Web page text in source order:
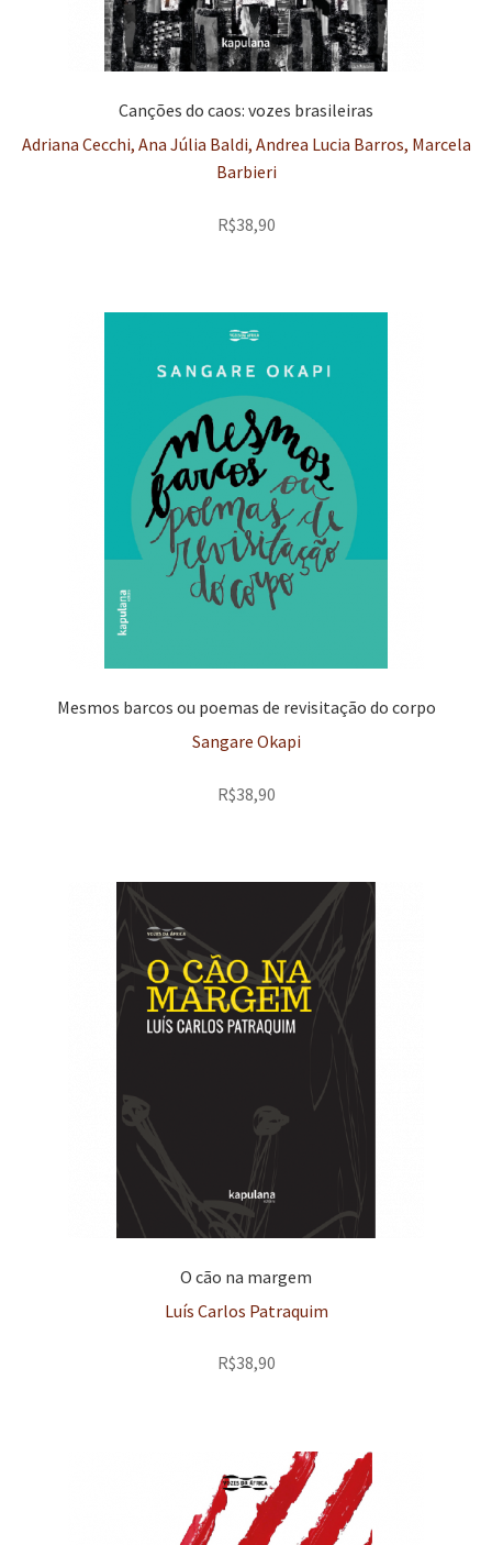
Canções do caos: vozes brasileiras
Adriana Cecchi, Ana Júlia Baldi, Andrea Lucia Barros, Marcela
Barbieri
R$38,90
Mesmos barcos ou poemas de revisitação do corpo
Sangare Okapi
R$38,90
O cão na margem
Luís Carlos Patraquim
R$38,90